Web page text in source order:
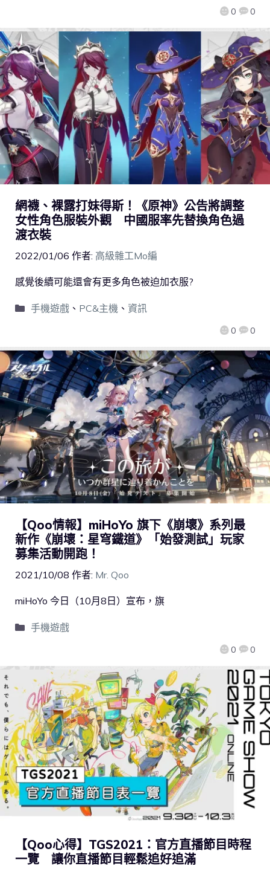
0 0
網襪、裸露打妹得斯！《原神》公告將調整
女性角色服裝外觀 中國服率先替換角色過
渡衣裝
2022/01/06 作者: 高級雜工Mo編
0 0
感覺後續可能還會有更多角色被迫加衣服?
手機遊戲、 PC&主機、 資訊
【Qoo情報】miHoYo 旗下《崩壞》系列最
新作《崩壞：星穹鐵道》「始發測試」玩家
募集活動開跑！
2021/10/08 作者: Mr. Qoo
0 0
miHoYo 今日（10月8日）宣布，旗
手機遊戲
【Qoo心得】TGS2021：官方直播節目時程
一覽 讓你直播節目輕鬆追好追滿